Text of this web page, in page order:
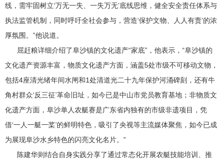
线，需牢固树立‘万无一失、一失万无’底线思维，健全安全责任体系与
执法监管机制，同时呼吁全社会参与，营造‘保护文物、人人有责’的浓
厚氛围。”他说道。
屈赶粮详细介绍了阜沙镇的文化遗产“家底”，他表示，“阜沙镇的
文化遗产资源丰富，物质文化遗产方面，涵盖5处市级不可移动文物，
包括4座清光绪年间水闸和1处清道光二十九年保护河涌碑刻，还有牛
角村群众‘反三征’革命旧址，如今已是中山市党员教育基地；非物质文
化遗产方面，阜沙单人农艇赛是广东省内独有的市级非遗项目，凭
借‘一人一艇一桨’的鲜明特色，吸引了央视等主流媒体聚焦，如今已成
为展现阜沙水乡特色的闪亮文化名片。”
陈建华则结合自身实践分享了通过常态化开展农艇技能培训、推